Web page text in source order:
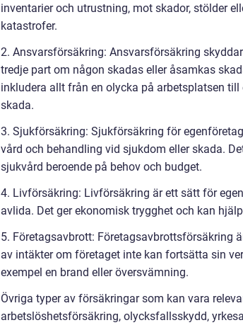
inventarier och utrustning, mot skador, stölder
katastrofer.
2. Ansvarsförsäkring: Ansvarsförsäkring
tredje part om någon skadas eller åsamkas
inkludera allt från en olycka på arbetsplatsen
skada.
3. Sjukförsäkring: Sjukförsäkring för
vård och behandling vid sjukdom eller skada.
sjukvård beroende på behov och budget.
4. Livförsäkring: Livförsäkring är ett sätt för
avlida. Det ger ekonomisk trygghet och kan
5. Företagsavbrott: Företagsavbrottsförsäkring
av intäkter om företaget inte kan fortsätta sin
exempel en brand eller översvämning.
Övriga typer av försäkringar som kan vara
arbetslöshetsförsäkring, olycksfallsskydd,